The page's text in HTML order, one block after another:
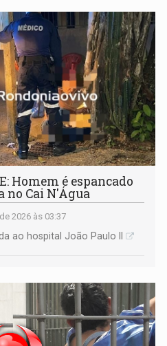
Homem é espancado
no Cai N'Água
2026 às 03:37
ao hospital João Paulo II